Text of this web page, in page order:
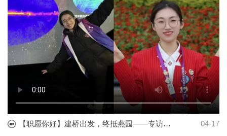
【职愿你好】建桥出发，终抵燕园——专访我校优秀专科毕业生宋宜昊校友
04-17